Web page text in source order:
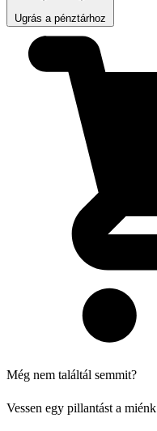
Ugrás a pénztárhoz
Még nem találtál semmit?
Vessen egy pillantást a miénk